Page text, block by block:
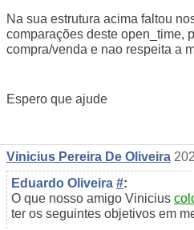
Na sua estrutura acima faltou
comparações deste open_time,
compra/venda e nao respeita a
Espero que ajude
Vinicius Pereira De Oliveira
Eduardo Oliveira #:
O que nosso amigo Vinicius
ter os seguintes objetivos em